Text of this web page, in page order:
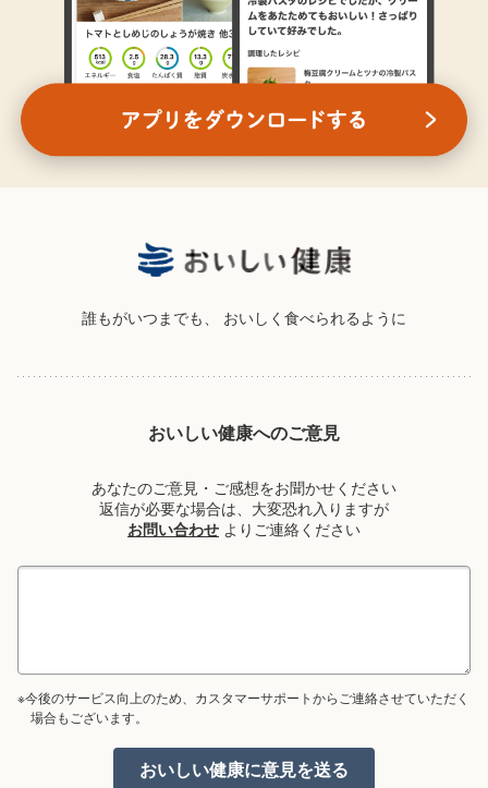
誰もがいつまでも、 おいしく食べられるように
おいしい健康へのご意見
あなたのご意見・ご感想をお聞かせください
返信が必要な場合は、大変恐れ入りますが
お問い合わせ よりご連絡ください
※今後のサービス向上のため、カスタマーサポートからご連絡させていただく
場合もございます。